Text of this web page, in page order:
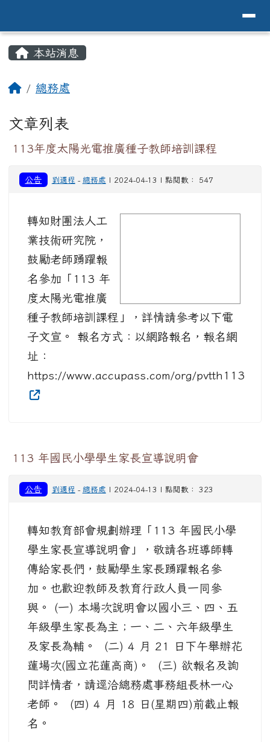
花蓮縣花蓮市中原國小全球資訊
本站消息
回首頁
總務處
文章列表
113年度太陽光電推廣種子教師培訓課程
公告 劉適程 - 總務處 | 2024-04-13 | 點閱數： 547
轉知財團法人工
業技術研究院，
鼓勵老師踴躍報
名參加「113 年
度太陽光電推廣
種子教師培訓課程」，詳情請參考以下電
子文宣。 報名方式：以網路報名，報名網
址：
https://www.accupass.com/org/pvtth113
113 年國民小學學生家長宣導說明會
公告 劉適程 - 總務處 | 2024-04-13 | 點閱數： 323
轉知教育部會規劃辦理「113 年國民小學
學生家長宣導說明會」，敬請各班導師轉
傳給家長們，鼓勵學生家長踴躍報名參
加。也歡迎教師及教育行政人員一同參
與。 (一) 本場次說明會以國小三、四、五
年級學生家長為主；一、二、六年級學生
及家長為輔。 (二) 4 月 21 日下午舉辦花
蓮場次(國立花蓮高商)。 (三) 欲報名及詢
問詳情者，請逕洽總務處事務組長林一心
老師。 (四) 4 月 18 日(星期四)前截止報
名。